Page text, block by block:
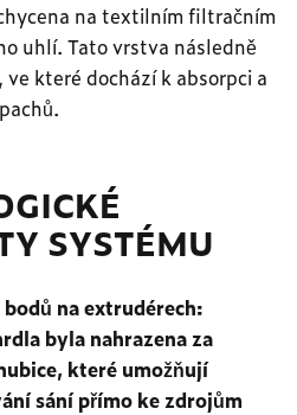
na textilním filtračním
uhlí. Tato vrstva následně
které dochází k absorpci a
SYSTÉMU
na extrudérech:
byla nahrazena za
které umožňují
sání přímo ke zdrojům